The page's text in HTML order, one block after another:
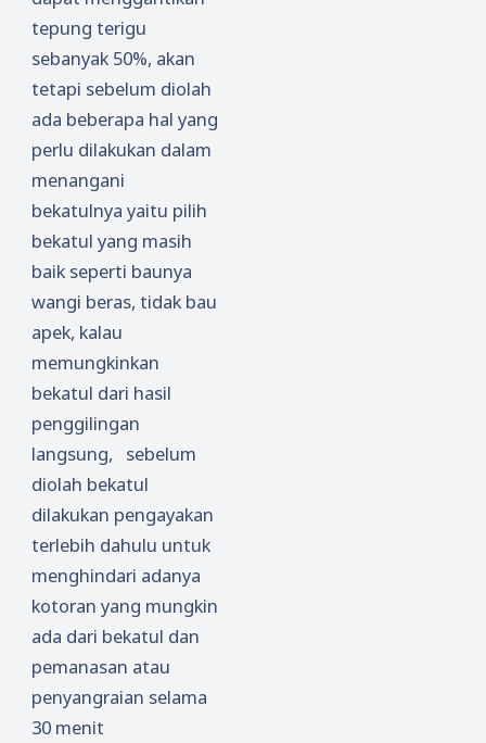
tepung terigu
sebanyak 50%, akan
tetapi sebelum diolah
ada beberapa hal yang
perlu dilakukan dalam
menangani
bekatulnya yaitu pilih
bekatul yang masih
baik seperti baunya
wangi beras, tidak bau
apek, kalau
memungkinkan
bekatul dari hasil
penggilingan
langsung, sebelum
diolah bekatul
dilakukan pengayakan
terlebih dahulu untuk
menghindari adanya
kotoran yang mungkin
ada dari bekatul dan
pemanasan atau
penyangraian selama
30 menit